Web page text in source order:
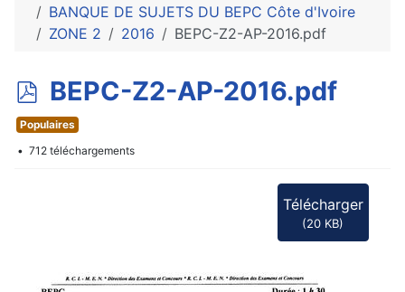
BANQUE DE SUJETS DU BEPC Côte d'Ivoire
ZONE 2
2016 BEPC-Z2-AP-2016.pdf
p
d
f
BEPC-Z2-AP-2016.pdf
Populaires
712 téléchargements
Télécharger
(20 KB)